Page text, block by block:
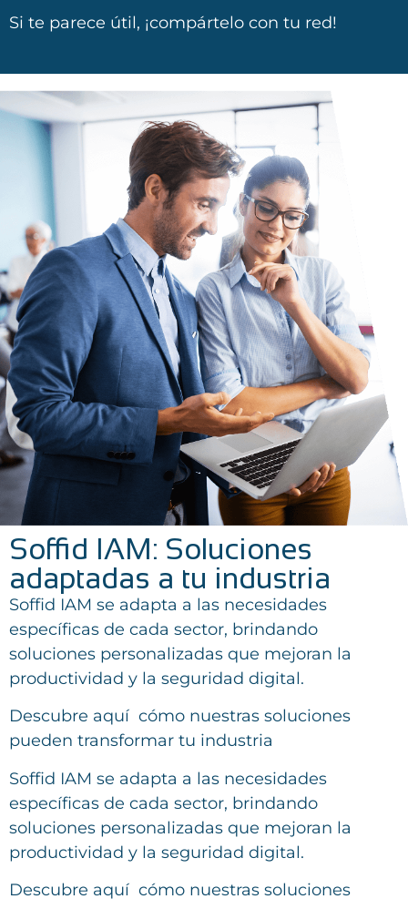
Si te parece útil, ¡compártelo con tu red!
Soffid IAM: Soluciones
adaptadas a tu industria
Soffid IAM se adapta a las necesidades
específicas de cada sector, brindando
soluciones personalizadas que mejoran la
productividad y la seguridad digital.
Descubre aquí cómo nuestras soluciones
pueden transformar tu industria
Soffid IAM se adapta a las necesidades
específicas de cada sector, brindando
soluciones personalizadas que mejoran la
productividad y la seguridad digital.
Descubre aquí cómo nuestras soluciones